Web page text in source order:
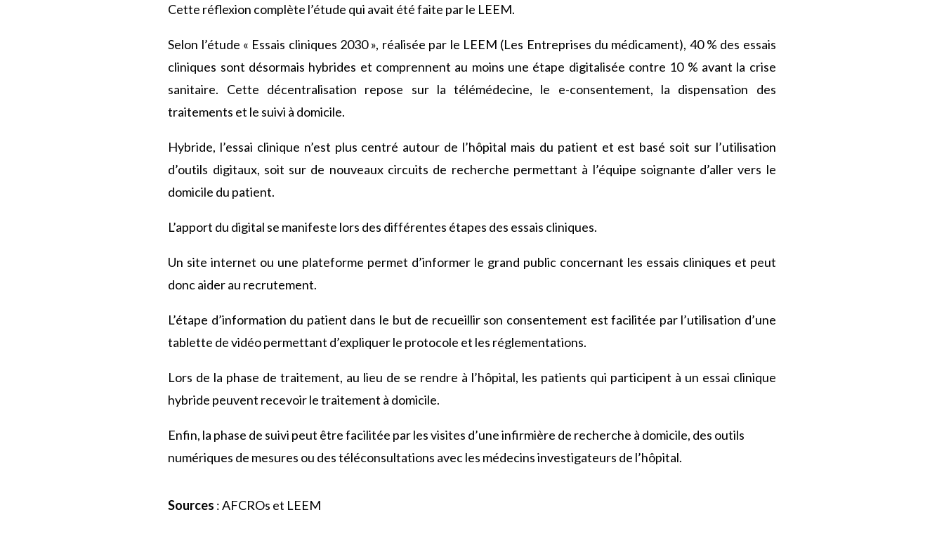
Cette réflexion complète l’étude qui avait été faite par le LEEM.
Selon l’étude « Essais cliniques 2030 », réalisée par le LEEM (Les Entreprises du médicament), 40 % des essais
cliniques sont désormais hybrides et comprennent au moins une étape digitalisée contre 10 % avant la crise
sanitaire. Cette décentralisation repose sur la télémédecine, le e-consentement, la dispensation des
traitements et le suivi à domicile.
Hybride, l’essai clinique n’est plus centré autour de l’hôpital mais du patient et est basé soit sur l’utilisation
d’outils digitaux, soit sur de nouveaux circuits de recherche permettant à l’équipe soignante d’aller vers le
domicile du patient.
L’apport du digital se manifeste lors des différentes étapes des essais cliniques.
Un site internet ou une plateforme permet d’informer le grand public concernant les essais cliniques et peut
donc aider au recrutement.
L’étape d’information du patient dans le but de recueillir son consentement est facilitée par l’utilisation d’une
tablette de vidéo permettant d’expliquer le protocole et les réglementations.
Lors de la phase de traitement, au lieu de se rendre à l’hôpital, les patients qui participent à un essai clinique
hybride peuvent recevoir le traitement à domicile.
Enfin, la phase de suivi peut être facilitée par les visites d’une infirmière de recherche à domicile, des outils
numériques de mesures ou des téléconsultations avec les médecins investigateurs de l’hôpital.
Sources : AFCROs et LEEM